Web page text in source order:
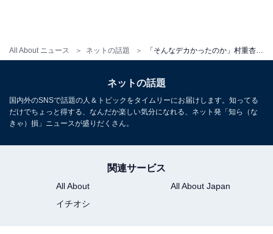
All About ニュース ネットの話題
ネットの話題
国内外のSNSで話題の人＆トピックをタイムリーにお届けします。知ってる
だけでちょっと得する、なんだか楽しい気分になれる、ネット発「知ら（な
きゃ）損」ニュースが盛りだくさん。
関連サービス
All About
All About Japan
イチオシ